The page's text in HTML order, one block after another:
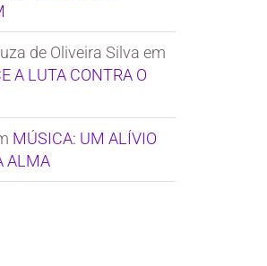
de Oliveira Silva em
A LUTA CONTRA O
MÚSICA: UM ALÍVIO
ALMA